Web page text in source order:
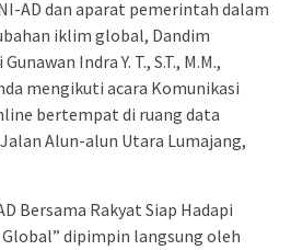
AD dan aparat pemerintah dalam
iklim global, Dandim
Indra Y. T., S.T., M.M.,
mengikuti acara Komunikasi
bertempat di ruang data
Alun-alun Utara Lumajang,
Bersama Rakyat Siap Hadapi
dipimpin langsung oleh